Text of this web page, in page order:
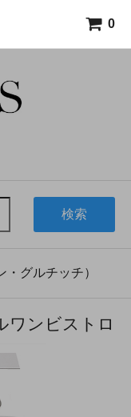
0
検索
グルチッチ）
ワンビストロ